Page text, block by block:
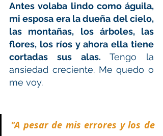
Antes volaba lindo como águila,
mi esposa era la dueña del cielo,
las montañas, los árboles, las
flores, los ríos y ahora ella tiene
cortadas sus alas. Tengo la
ansiedad creciente. Me quedo o
me voy.
"A pesar de mis errores y los de